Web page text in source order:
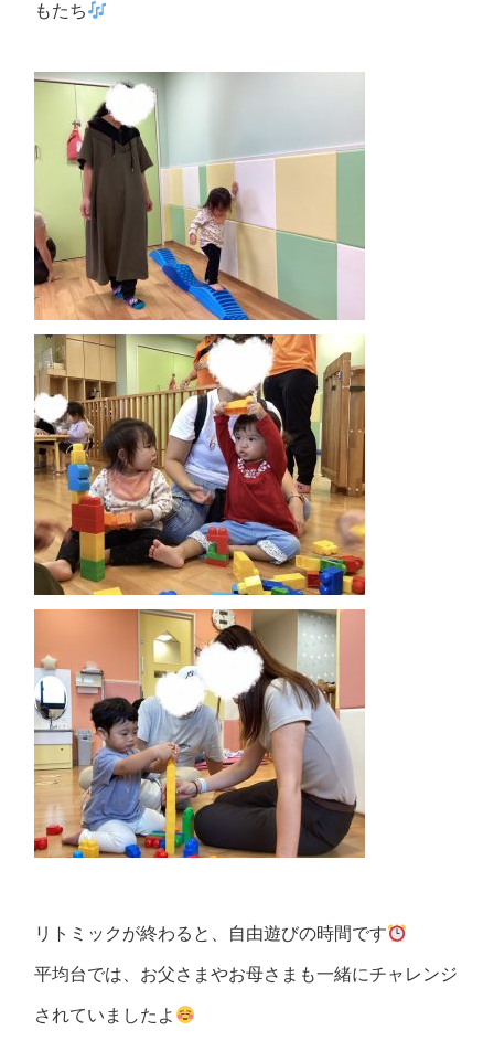
もたち
リトミックが終わると、自由遊びの時間です
平均台では、お父さまやお母さまも一緒にチャレンジ
されていましたよ